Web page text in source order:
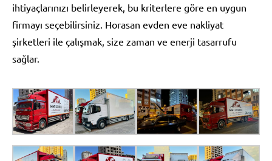
ihtiyaçlarınızı belirleyerek, bu kriterlere göre en uygun
firmayı seçebilirsiniz. Horasan evden eve nakliyat
şirketleri ile çalışmak, size zaman ve enerji tasarrufu
sağlar.